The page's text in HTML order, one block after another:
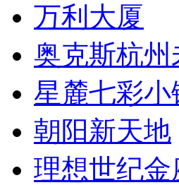
万利大厦
奥克斯杭
星麓七彩小
朝阳新天地
理想世纪金